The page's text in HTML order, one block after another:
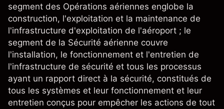
segment des Opérations aériennes englobe la
construction, l'exploitation et la maintenance de
l'infrastructure d'exploitation de l'aéroport ; le
segment de la Sécurité aérienne couvre
l'installation, le fonctionnement et l'entretien de
l'infrastructure de sécurité et tous les processus
ayant un rapport direct à la sécurité, constitués de
tous les systèmes et leur fonctionnement et leur
entretien conçus pour empêcher les actions de tout